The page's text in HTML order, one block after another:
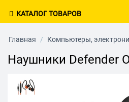
КАТАЛОГ ТОВАРОВ
Главная / Компьютеры,
Наушники Defender